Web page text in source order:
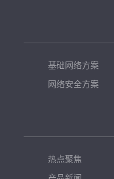
基础网络方案
网络安全方案
热点聚焦